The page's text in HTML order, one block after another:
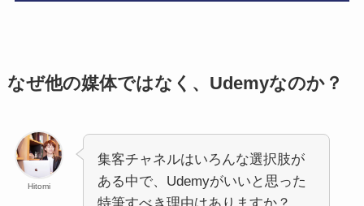
なぜ他の媒体ではなく、Udemyなのか？
Hitomi
集客チャネルはいろんな選択肢が
ある中で、Udemyがいいと思った